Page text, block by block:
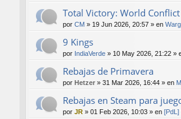
Total Victory: World
por CM » 19 Jun 2026, 20:57 » en
9 Kings
por IndiaVerde » 10 May 2026, 21:22 »
Rebajas de Primavera
por Hetzer » 31 Mar 2026, 16:44 » en
Rebajas en Steam para
por JR » 01 Feb 2026, 10:03 » en [PdL]